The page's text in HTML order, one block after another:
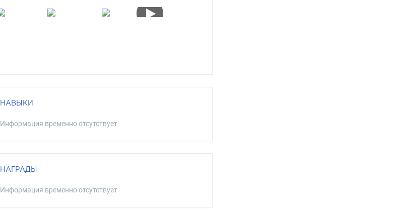
НАВЫКИ
Информация временно отсутствует
НАГРАДЫ
Информация временно отсутствует